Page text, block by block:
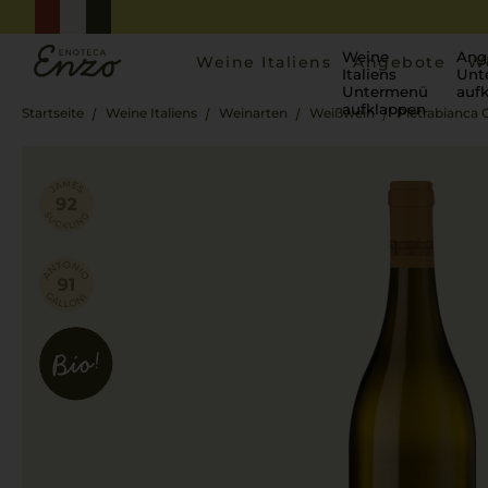
Weine Italiens
Weine
Italiens
Untermenü
aufklappen
Angebote
Startseite Weine Italiens Weinarten Weißwein Pietrabianca